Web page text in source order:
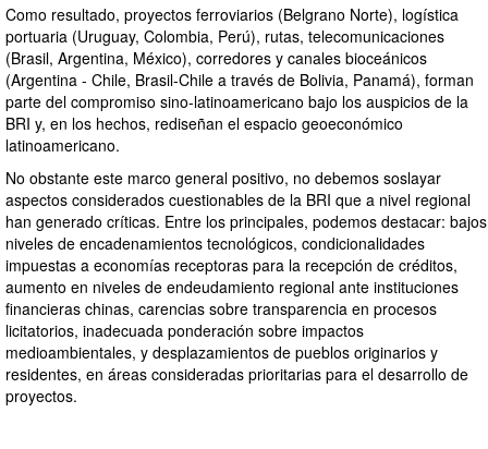
Como resultado, proyectos ferroviarios (Belgrano Norte), logística
portuaria (Uruguay, Colombia, Perú), rutas, telecomunicaciones
(Brasil, Argentina, México), corredores y canales bioceánicos
(Argentina - Chile, Brasil-Chile a través de Bolivia, Panamá), forman
parte del compromiso sino-latinoamericano bajo los auspicios de la
BRI y, en los hechos, rediseñan el espacio geoeconómico
latinoamericano.
No obstante este marco general positivo, no debemos soslayar
aspectos considerados cuestionables de la BRI que a nivel regional
han generado críticas. Entre los principales, podemos destacar: bajos
niveles de encadenamientos tecnológicos, condicionalidades
impuestas a economías receptoras para la recepción de créditos,
aumento en niveles de endeudamiento regional ante instituciones
financieras chinas, carencias sobre transparencia en procesos
licitatorios, inadecuada ponderación sobre impactos
medioambientales, y desplazamientos de pueblos originarios y
residentes, en áreas consideradas prioritarias para el desarrollo de
proyectos.